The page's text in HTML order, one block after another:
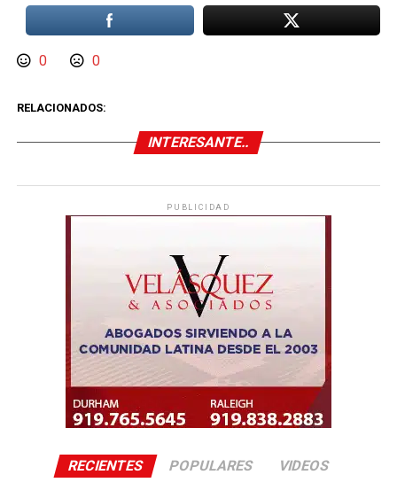
0 0
RELACIONADOS:
INTERESANTE..
PUBLICIDAD
RECIENTES POPULARES VIDEOS